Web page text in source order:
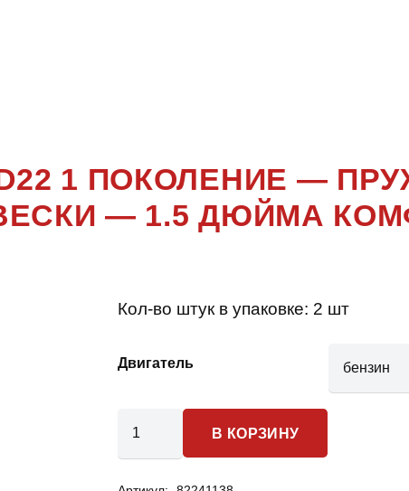
D22 1
D22 1 ПОКОЛЕНИЕ —
— 1.5 ДЮЙМА
Кол-во штук в упаковке: 2 шт
Двигатель
В КОРЗИНУ